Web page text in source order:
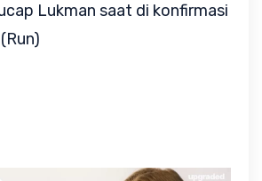
Lukman saat di konfirmasi